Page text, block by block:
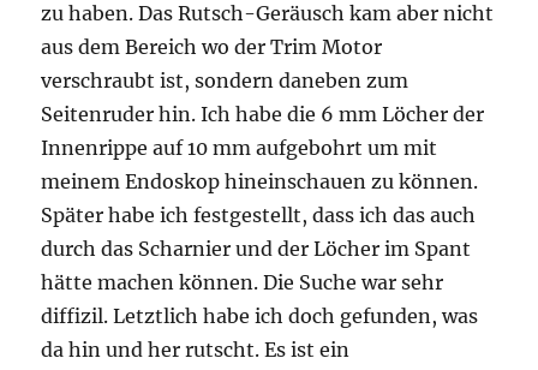
zu haben. Das Rutsch-Geräusch kam aber nicht
aus dem Bereich wo der Trim Motor
verschraubt ist, sondern daneben zum
Seitenruder hin. Ich habe die 6 mm Löcher der
Innenrippe auf 10 mm aufgebohrt um mit
meinem Endoskop hineinschauen zu können.
Später habe ich festgestellt, dass ich das auch
durch das Scharnier und der Löcher im Spant
hätte machen können. Die Suche war sehr
diffizil. Letztlich habe ich doch gefunden, was
da hin und her rutscht. Es ist ein